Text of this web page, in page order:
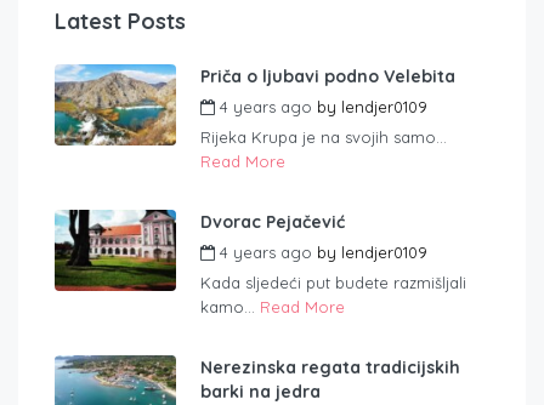
Latest Posts
Priča o ljubavi podno Velebita
4 years ago by lendjer0109
Rijeka Krupa je na svojih samo...
Read More
Dvorac Pejačević
4 years ago by lendjer0109
Kada sljedeći put budete razmišljali
kamo... Read More
Nerezinska regata tradicijskih
barki na jedra